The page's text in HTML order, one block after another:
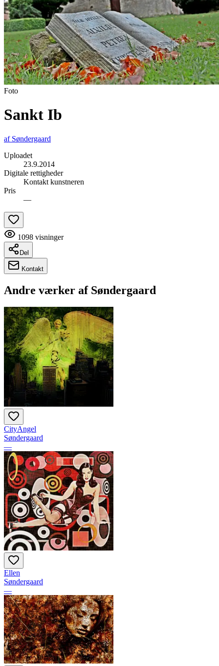
Foto
Sankt Ib
af Søndergaard
Uploadet
23.9.2014
Digitale rettigheder
Kontakt kunstneren
Pris
—
1098 visninger
Del
Kontakt
Andre værker af Søndergaard
CityAngel
Søndergaard
—
Ellen
Søndergaard
—